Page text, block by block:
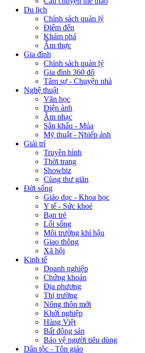
Du lịch
Chính sách quản lý
Điểm đến
Khám phá
Ẩm thực
Gia đình
Chính sách quản lý
Gia đình 360 độ
Tâm sự - Chuyện nhà
Nghệ thuật
Văn học
Điện ảnh
Âm nhạc
Sân khấu - Múa
Mỹ thuật - Nhiếp ảnh
Giải trí
Truyền hình
Thời trang
Showbiz
Cùng thư giãn
Đời sống
Giáo dục - Khoa học
Y tế - Sức khoẻ
Bạn trẻ
Lối sống
Môi trường khí hậu
Giao thông
Xã hội
Kinh tế
Doanh nghiệp
Chứng khoán
Địa phương
Thị trường
Nông thôn mới
Khởi nghiệp
Hàng Việt
Bất động sản
Bảo vệ người tiêu dùng
Dân tộc - Tôn giáo